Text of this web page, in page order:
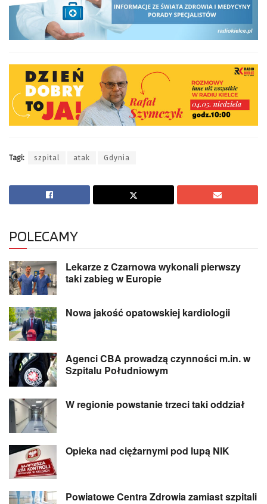
Tagi: szpital atak Gdynia
POLECAMY
Lekarze z Czarnowa wykonali pierwszy
taki zabieg w Europie
Nowa jakość opatowskiej kardiologii
Agenci CBA prowadzą czynności m.in. w
Szpitalu Południowym
W regionie powstanie trzeci taki oddział
Opieka nad ciężarnymi pod lupą NIK
Powiatowe Centra Zdrowia zamiast szpitali